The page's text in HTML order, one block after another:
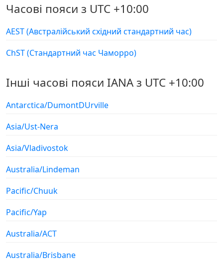
Часові пояси з UTC +10:00
AEST (Австралійський східний стандартний час)
ChST (Стандартний час Чаморро)
Інші часові пояси IANA з UTC +10:00
Antarctica/DumontDUrville
Asia/Ust-Nera
Asia/Vladivostok
Australia/Lindeman
Pacific/Chuuk
Pacific/Yap
Australia/ACT
Australia/Brisbane